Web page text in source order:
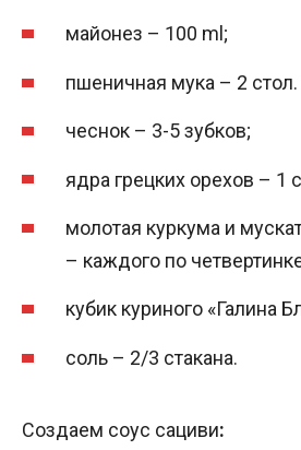
майонез – 100 ml;
пшеничная мука – 2 стол.
чеснок – 3-5 зубков;
ядра грецких орехов – 1
молотая куркума и
– каждого по
кубик куриного «Галина
соль – 2/3 стакана.
Создаем соус сациви: